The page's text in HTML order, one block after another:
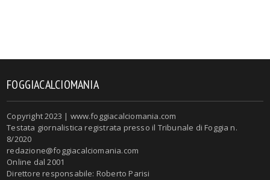
FOGGIACALCIOMANIA
Copyright 2023 | www.foggiacalciomania.com
Testata giornalistica registrata presso il Tribunale di Foggia n.
8/2020
redazione@foggiacalciomania.com
Online dal 2001
Direttore responsabile: Roberto Parisi